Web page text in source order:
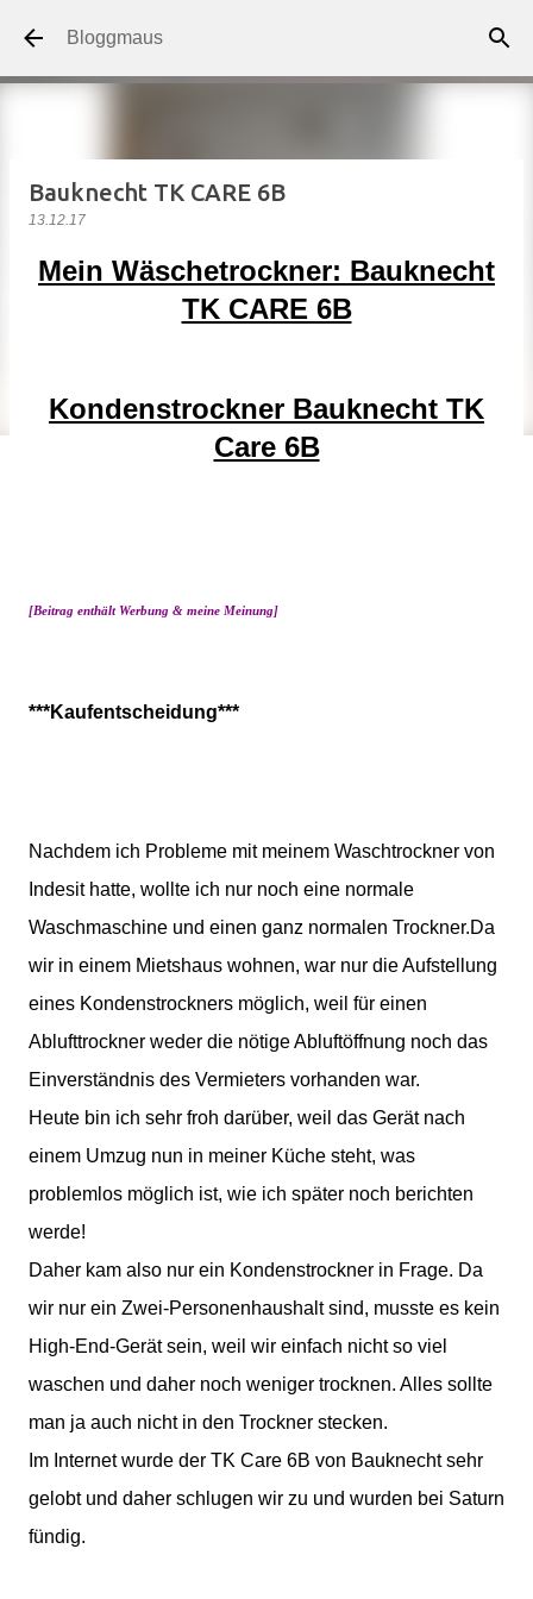
Direkt zum Hauptbereich
Bloggmaus
Bauknecht TK CARE 6B
13.12.17
Mein Wäschetrockner: Bauknecht
TK CARE 6B
Kondenstrockner Bauknecht TK
Care 6B
[Beitrag enthält Werbung & meine Meinung]
***Kaufentscheidung***
Nachdem ich Probleme mit meinem Waschtrockner von
Indesit hatte, wollte ich nur noch eine normale
Waschmaschine und einen ganz normalen Trockner.Da
wir in einem Mietshaus wohnen, war nur die Aufstellung
eines Kondenstrockners möglich, weil für einen
Ablufttrockner weder die nötige Abluftöffnung noch das
Einverständnis des Vermieters vorhanden war.
Heute bin ich sehr froh darüber, weil das Gerät nach
einem Umzug nun in meiner Küche steht, was
problemlos möglich ist, wie ich später noch berichten
werde!
Daher kam also nur ein Kondenstrockner in Frage. Da
wir nur ein Zwei-Personenhaushalt sind, musste es kein
High-End-Gerät sein, weil wir einfach nicht so viel
waschen und daher noch weniger trocknen. Alles sollte
man ja auch nicht in den Trockner stecken.
Im Internet wurde der TK Care 6B von Bauknecht sehr
gelobt und daher schlugen wir zu und wurden bei Saturn
fündig.